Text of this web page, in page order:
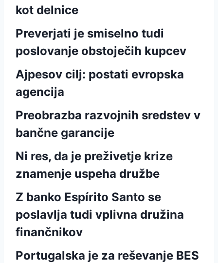
kot delnice
Preverjati je smiselno tudi
poslovanje obstoječih kupcev
Ajpesov cilj: postati evropska
agencija
Preobrazba razvojnih sredstev v
bančne garancije
Ni res, da je preživetje krize
znamenje uspeha družbe
Z banko Espírito Santo se
poslavlja tudi vplivna družina
finančnikov
Portugalska je za reševanje BES